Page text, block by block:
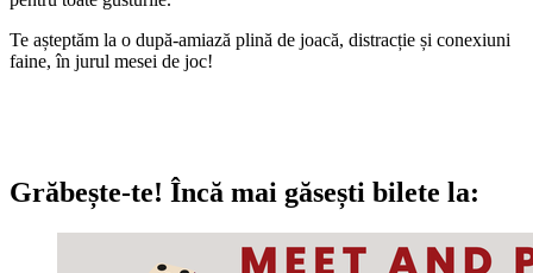
Te așteptăm la o după-amiază plină de joacă, distracție și conexiuni
faine, în jurul mesei de joc!
Grăbește-te! Încă mai găsești bilete la: